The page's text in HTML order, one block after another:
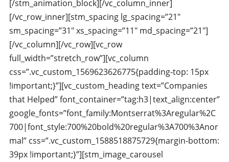
[/stm_animation_block][/vc_column_inner]
[/vc_row_inner][stm_spacing lg_spacing=”21″
sm_spacing=”31″ xs_spacing=”11″ md_spacing=”21″]
[/vc_column][/vc_row][vc_row
full_width=”stretch_row”][vc_column
css=”.vc_custom_1569623626775{padding-top: 15px
!important;}”][vc_custom_heading text=”Companies
that Helped” font_container=”tag:h3|text_align:center”
google_fonts=”font_family:Montserrat%3Aregular%2C
700|font_style:700%20bold%20regular%3A700%3Anor
mal” css=”.vc_custom_1588518875729{margin-bottom:
39px !important;}”][stm_image_carousel